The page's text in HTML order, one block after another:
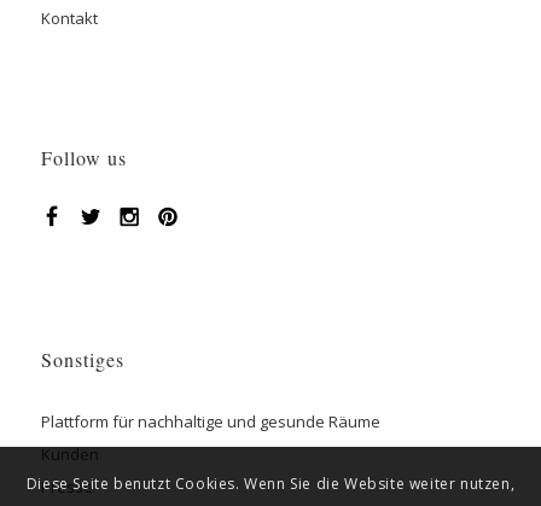
Kontakt
Follow us
Sonstiges
Plattform für nachhaltige und gesunde Räume
Kunden
Presse
Diese Seite benutzt Cookies. Wenn Sie die Website weiter nutzen,